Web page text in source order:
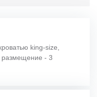
king-size,
размещение - 3